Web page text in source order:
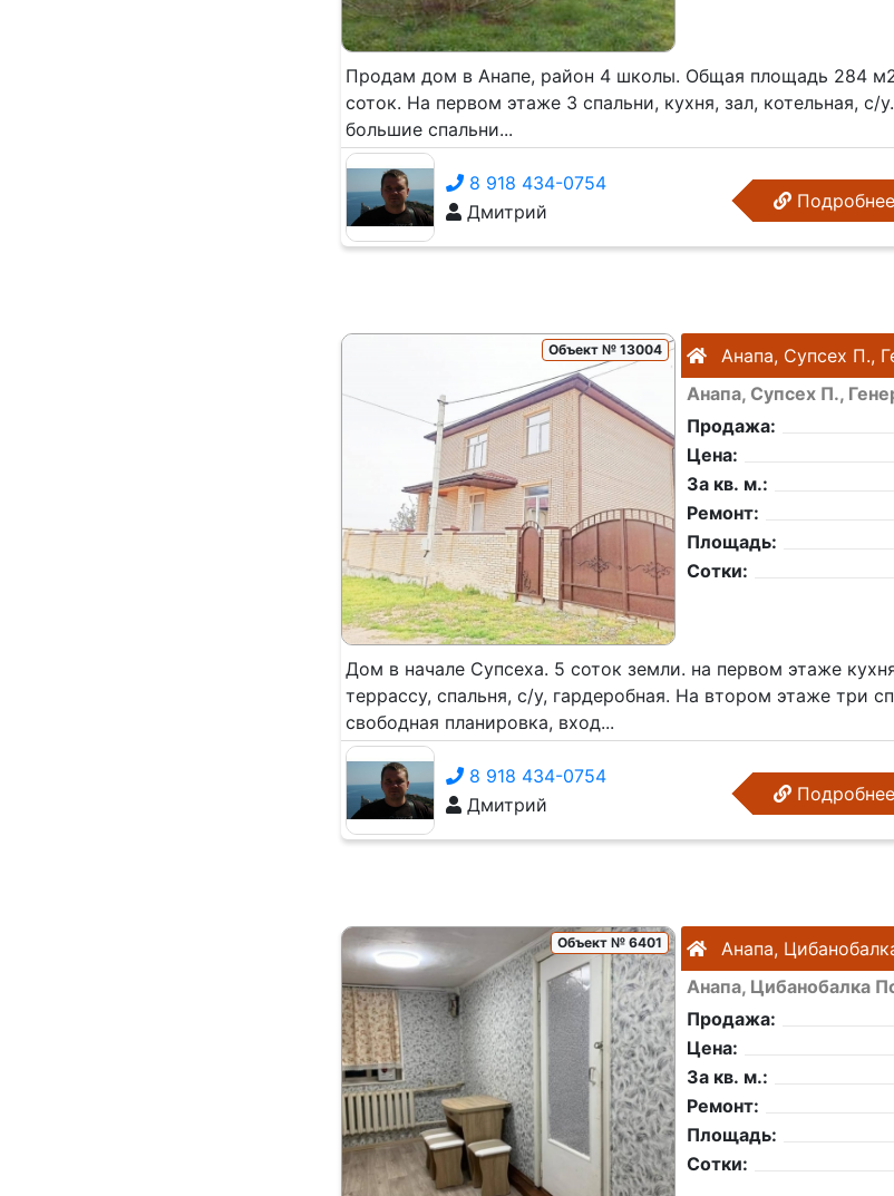
Продам дом в Анапе, район 4 школы. Общая площадь 284
соток. На первом этаже 3 спальни, кухня, зал, котельная,
большие спальни...
8 918 434-0754
Дмитрий
Подробнее
Объект № 13004
Анапа, Супсех П.,
Анапа, Супсех П.,
Продажа:
Цена:
За кв. м.:
Ремонт:
Площадь:
Сотки:
Дом в начале Супсеха. 5 соток земли. на первом этаже
террассу, спальня, с/у, гардеробная. На втором этаже три
свободная планировка, вход...
8 918 434-0754
Дмитрий
Подробнее
Объект № 6401
Анапа,
Анапа, Цибанобалка
Продажа:
Цена:
За кв. м.:
Ремонт:
Площадь:
Сотки: